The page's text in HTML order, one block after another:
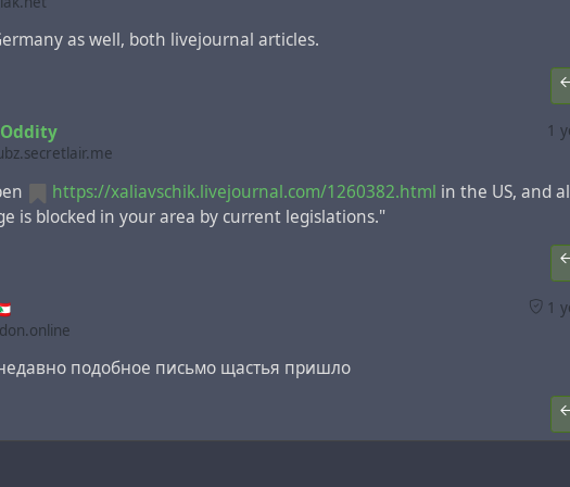
as well, both livejournal articles.
1
https://xaliavschik.livejournal.com/1260382.html in the US, and
is blocked in your area by current legislations."
1
подобное письмо щастья пришло